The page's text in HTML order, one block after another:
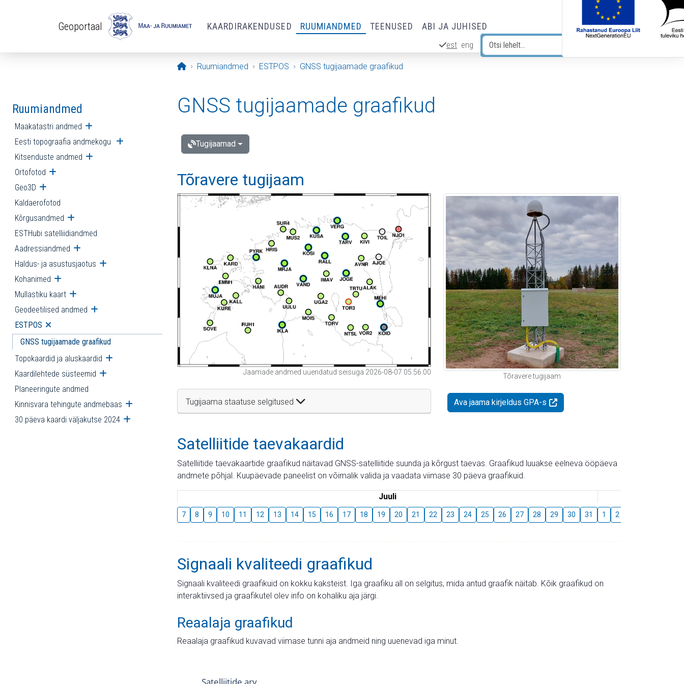
Geoportaal KAARDIRAKENDUSED RUUMIANDMED TEENUSED ABI JA JUHISED
est eng
Avaleht
Ruumiandmed ESTPOS GNSS tugijaamade graafikud
Ruumiandmed
Maakatastri andmed Ava alammenüü
Eesti topograafia andmekogu Ava alammenüü
Kitsenduste andmed Ava alammenüü
Ortofotod Ava alammenüü
Geo3D Ava alammenüü
Kaldaerofotod
Kõrgusandmed Ava alammenüü
ESTHubi satelliidiandmed
Aadressiandmed Ava alammenüü
Haldus- ja asustusjaotus Ava alammenüü
Kohanimed Ava alammenüü
Mullastiku kaart Ava alammenüü
Geodeetilised andmed Ava alammenüü
ESTPOS Ava alammenüü
GNSS tugijaamade graafikud
Topokaardid ja aluskaardid Ava alammenüü
Kaardilehtede süsteemid Ava alammenüü
Planeeringute andmed
Kinnisvara tehingute andmebaas Ava alammenüü
30 päeva kaardi väljakutse 2024 Ava alammenüü
GNSS tugijaamade graafikud
Tugijaamad
Tõravere tugijaam
Jaamade andmed uuendatud seisuga 2026-08-07 05:56:00
Tugijaama staatuse selgitused
Tõravere tugijaam
Ava jaama kirjeldus GPA-s
Satelliitide taevakaardid
Satelliitide taevakaartide graafikud näitavad GNSS-satelliitide suunda ja kõrgust taevas. Graafikud luuakse eelneva ööpäeva
andmete põhjal. Kuupäevade paneelist on võimalik valida ja vaadata viimase 30 päeva graafikuid.
Juuli
7 8 9 10 11 12 13 14 15 16 17 18 19 20 21 22 23 24 25 26 27 28 29 30 31 1 2
Signaali kvaliteedi graafikud
Signaali kvaliteedi graafikuid on kokku kaksteist. Iga graafiku all on selgitus, mida antud graafik näitab. Kõik graafikud on
interaktiivsed ja graafikutel olev info on kohaliku aja järgi.
Reaalaja graafikud
Reaalaja graafikud kuvavad viimase tunni aja andmeid ning uuenevad iga minut.